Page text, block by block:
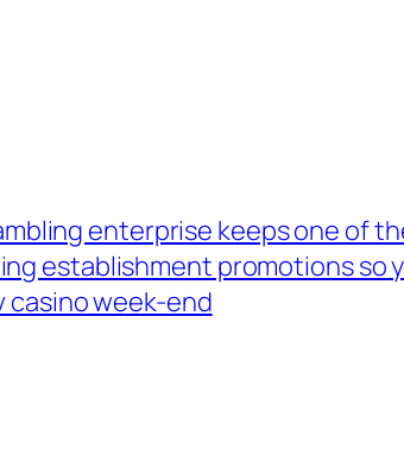
enterprise keeps one of
establishment promotions so
casino week-end